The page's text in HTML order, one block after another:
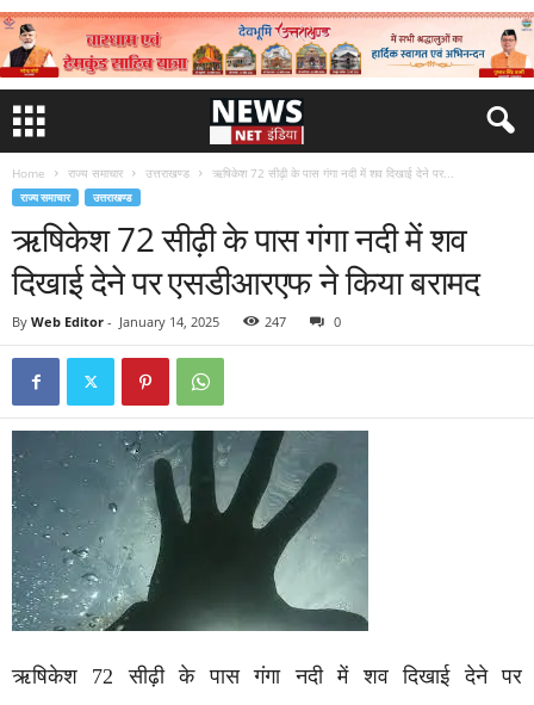
Home राज्य समाचार उत्तराखण्ड ऋषिकेश 72 सीढ़ी के पास गंगा नदी में शव दिखाई देने पर...
राज्य समाचार उत्तराखण्ड
ऋषिकेश 72 सीढ़ी के पास गंगा नदी में शव
दिखाई देने पर एसडीआरएफ ने किया बरामद
By Web Editor - January 14, 2025 247 0
ऋषिकेश 72 सीढ़ी के पास गंगा नदी में शव दिखाई देने पर